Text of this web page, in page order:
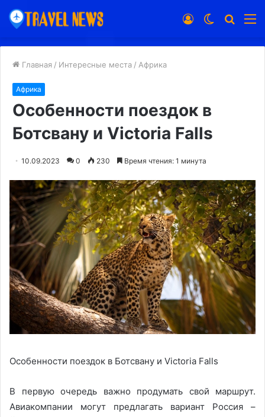
Switch
Войти
Главная / Интересные места / Африка
Африка
Особенности поездок в
Ботсвану и Victoria Falls
10.09.2023 0 230 Время чтения: 1 минута
Особенности поездок в Ботсвану и Victoria Falls
В первую очередь важно продумать свой маршрут.
Авиакомпании могут предлагать вариант Россия –